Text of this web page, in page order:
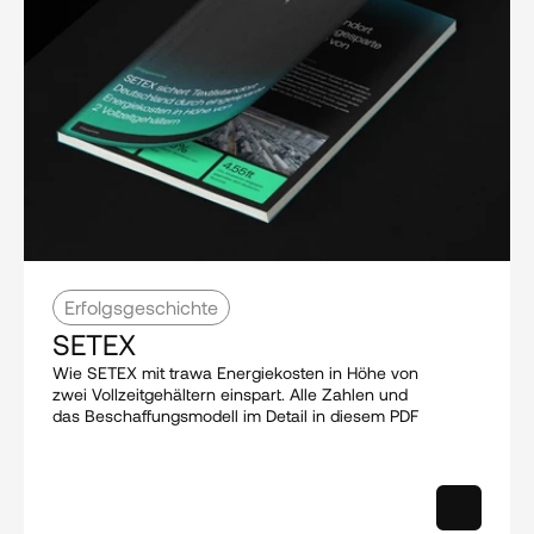
Erfolgsgeschichte
SETEX
Wie SETEX mit trawa Energiekosten in Höhe von
zwei Vollzeitgehältern einspart. Alle Zahlen und
das Beschaffungsmodell im Detail in diesem PDF